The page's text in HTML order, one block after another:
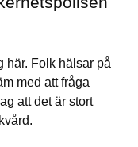
här. Folk hälsar på
med att fråga
att det är stort